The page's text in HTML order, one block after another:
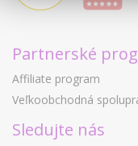
Partnerské
Affiliate program
Veľkoobchodná
Sledujte nás